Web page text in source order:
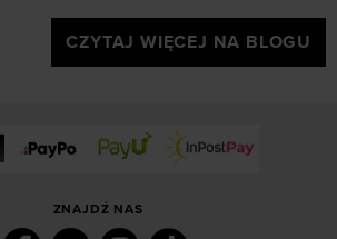
CZYTAJ WIĘCEJ NA BLOGU
ZNAJDŹ NAS